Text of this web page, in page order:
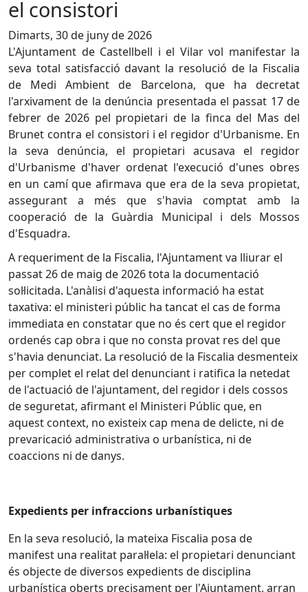
el consistori
Dimarts, 30 de juny de 2026
L'Ajuntament de Castellbell i el Vilar vol manifestar la
seva total satisfacció davant la resolució de la Fiscalia
de Medi Ambient de Barcelona, que ha decretat
l'arxivament de la denúncia presentada el passat 17 de
febrer de 2026 pel propietari de la finca del Mas del
Brunet contra el consistori i el regidor d'Urbanisme. ​En
la seva denúncia, el propietari acusava el regidor
d'Urbanisme d'haver ordenat l'execució d'unes obres
en un camí que afirmava que era de la seva propietat,
assegurant a més que s'havia comptat amb la
cooperació de la Guàrdia Municipal i dels Mossos
d'Esquadra.
​A requeriment de la Fiscalia, l'Ajuntament va lliurar el
passat 26 de maig de 2026 tota la documentació
sol·licitada. L'anàlisi d'aquesta informació ha estat
taxativa: el ministeri públic ha tancat el cas de forma
immediata en constatar que no és cert que el regidor
ordenés cap obra i que no consta provat res del que
s'havia denunciat. La resolució de la Fiscalia desmenteix
per complet el relat del denunciant i ratifica la netedat
de l'actuació de l'ajuntament, del regidor i dels cossos
de seguretat, afirmant el Ministeri Públic que, en
aquest context, no existeix cap mena de delicte, ni de
prevaricació administrativa o urbanística, ni de
coaccions ni de danys.
Expedients per infraccions urbanístiques
En la seva resolució, la mateixa Fiscalia posa de
manifest una realitat paral·lela: el propietari denunciant
és objecte de diversos expedients de disciplina
urbanística oberts precisament per l'Ajuntament, arran